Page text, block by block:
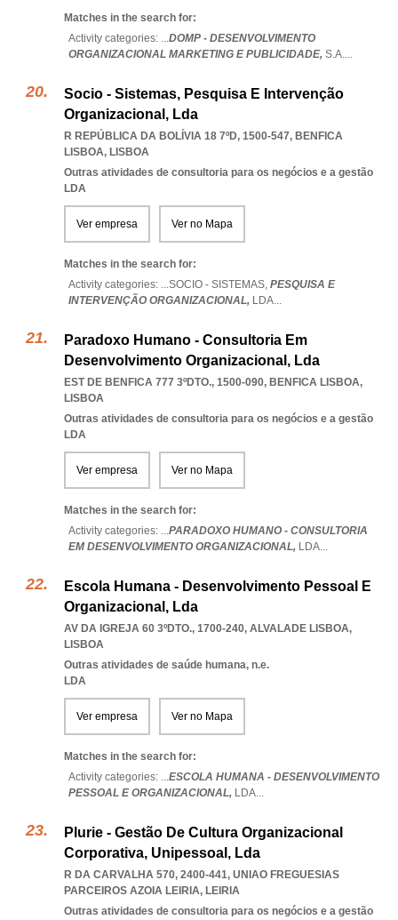
Matches in the search for:
Activity categories: ...DOMP - DESENVOLVIMENTO
ORGANIZACIONAL MARKETING E PUBLICIDADE, S.A....
Socio - Sistemas, Pesquisa E Intervenção
Organizacional, Lda
R REPÚBLICA DA BOLÍVIA 18 7ºD, 1500-547, BENFICA
LISBOA, LISBOA
Outras atividades de consultoria para os negócios e a gestão
LDA
Ver empresa Ver no Mapa
Matches in the search for:
Activity categories: ...SOCIO - SISTEMAS, PESQUISA E
INTERVENÇÃO ORGANIZACIONAL, LDA...
Paradoxo Humano - Consultoria Em
Desenvolvimento Organizacional, Lda
EST DE BENFICA 777 3ºDTO., 1500-090, BENFICA LISBOA,
LISBOA
Outras atividades de consultoria para os negócios e a gestão
LDA
Ver empresa Ver no Mapa
Matches in the search for:
Activity categories: ...PARADOXO HUMANO - CONSULTORIA
EM DESENVOLVIMENTO ORGANIZACIONAL, LDA...
Escola Humana - Desenvolvimento Pessoal E
Organizacional, Lda
AV DA IGREJA 60 3ºDTO., 1700-240, ALVALADE LISBOA,
LISBOA
Outras atividades de saúde humana, n.e.
LDA
Ver empresa Ver no Mapa
Matches in the search for:
Activity categories: ...ESCOLA HUMANA - DESENVOLVIMENTO
PESSOAL E ORGANIZACIONAL, LDA...
Plurie - Gestão De Cultura Organizacional
Corporativa, Unipessoal, Lda
R DA CARVALHA 570, 2400-441, UNIAO FREGUESIAS
PARCEIROS AZOIA LEIRIA, LEIRIA
Outras atividades de consultoria para os negócios e a gestão